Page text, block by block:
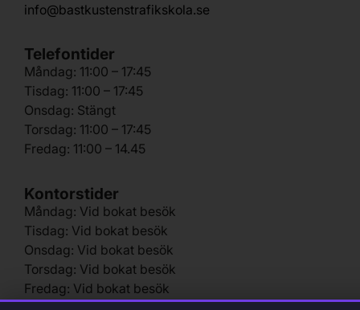
info@bastkustenstrafikskola.se
Telefontider
Måndag: 11:00 – 17:45
Tisdag: 11:00 – 17:45
Onsdag: Stängt
Torsdag: 11:00 – 17:45
Fredag: 11:00 – 14.45
Kontorstider
Måndag: Vid bokat besök
Tisdag: Vid bokat besök
Onsdag: Vid bokat besök
Torsdag: Vid bokat besök
Fredag: Vid bokat besök